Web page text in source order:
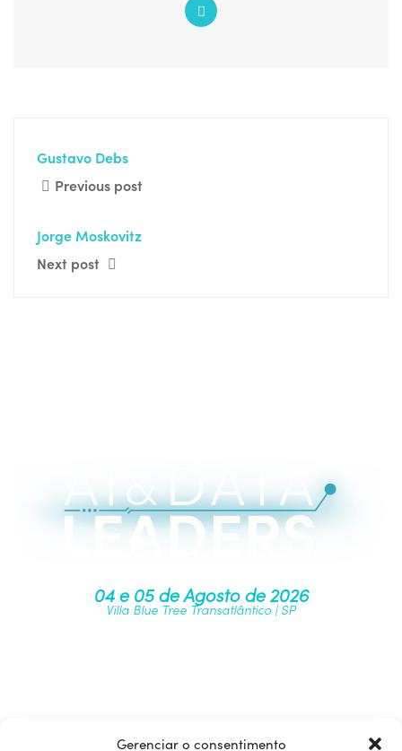
Gerenciar o consentimento
Gustavo Debs
Previous post
Jorge Moskovitz
Next post
04 e 05 de Agosto de 2026
Villa Blue Tree Transatlântico | SP
Junte-se à nossa comunidade